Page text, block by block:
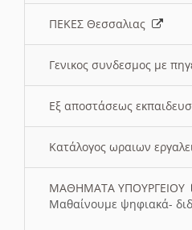
ΠΕΚΕΣ Θεσσαλιας
Γενικος συνδεσμος με
Εξ αποστάσεως
Κατάλογος ωραιων
ΜΑΘΗΜΑΤΑ ΥΠΟΥΡΓΕΙΟΥ
Μαθαίνουμε ψηφιακά-